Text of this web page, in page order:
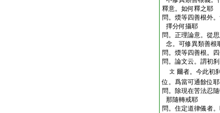
釋意。如何釋之耶
問。煗等四善根外
擇分何攝耶
問。正理論意。從
念。可修異類善根
問。煗等四善根。
問。論文云。謂初
文 爾者。今此初
位。爲當可通餘位耶
問。除現在苦法忍
那隨轉戒耶
問。住定道律儀者